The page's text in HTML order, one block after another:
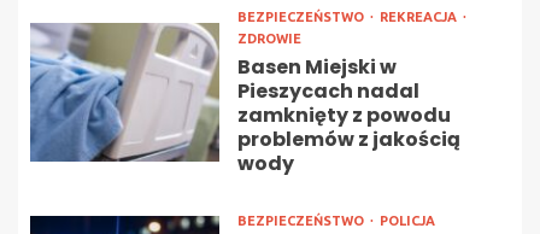
BEZPIECZEŃSTWO
REKREACJA
ZDROWIE
Basen Miejski w
Pieszycach nadal
zamknięty z powodu
problemów z jakością
wody
BEZPIECZEŃSTWO POLICJA